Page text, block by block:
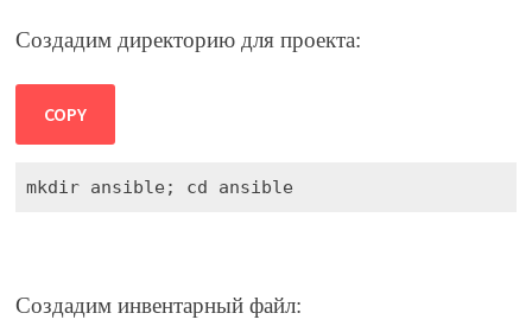
Создадим директорию для проекта:
COPY
mkdir ansible; cd ansible
Создадим инвентарный файл: